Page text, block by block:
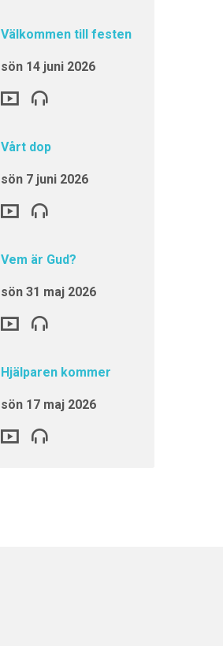
Välkommen till festen
sön 14 juni 2026
Vårt dop
sön 7 juni 2026
Vem är Gud?
sön 31 maj 2026
Hjälparen kommer
sön 17 maj 2026